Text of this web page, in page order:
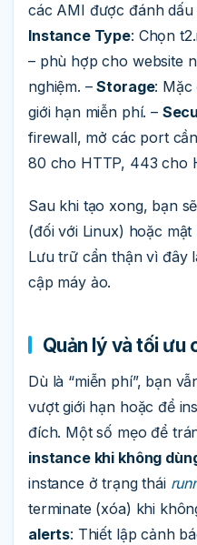
các AMI được đánh
Instance Type: Chọn
– phù hợp cho website
nghiệm. –Storage: Mặc
giới hạn miễn phí. –
firewall, mở các port
80 cho HTTP, 443 cho
Sau khi tạo xong, bạn
(đối với Linux) hoặc
Lưu trữ cẩn thận vì đây
cập máy ảo.
Quản lý và tối ưu
Dù là “miễn phí”, bạn
vượt giới hạn hoặc để
đích. Một số mẹo để
instance khi không
instance ở trạng thái
terminate (xóa) khi
alerts: Thiết lập cảnh